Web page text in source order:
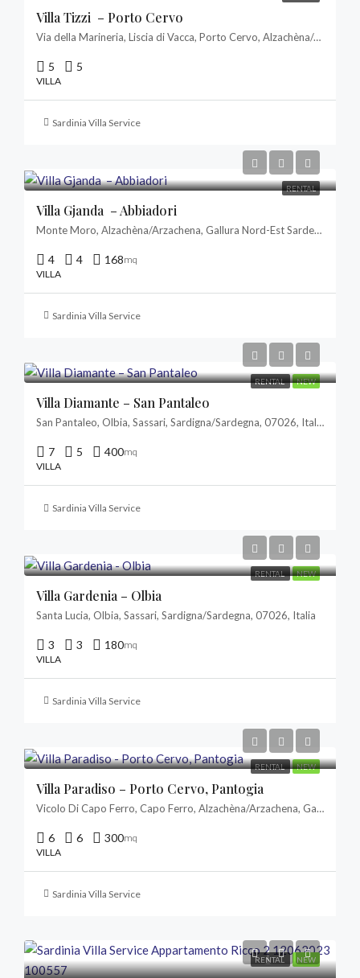
Villa Tizzi – Porto Cervo
Via della Marineria, Liscia di Vacca, Porto Cervo, Alzachèna/Arzachena, Gallura Nord-Est Sardegna, Sardigna/Sardegna, Italia
5 5
VILLA
Sardinia Villa Service
RENTAL
Villa Gjanda – Abbiadori
Monte Moro, Alzachèna/Arzachena, Gallura Nord-Est Sardegna, Sardigna/Sardegna, Italia
4 4 168mq
VILLA
Sardinia Villa Service
RENTAL NEW
Villa Diamante – San Pantaleo
San Pantaleo, Olbia, Sassari, Sardigna/Sardegna, 07026, Italia
7 5 400mq
VILLA
Sardinia Villa Service
RENTAL NEW
Villa Gardenia – Olbia
Santa Lucia, Olbia, Sassari, Sardigna/Sardegna, 07026, Italia
3 3 180mq
VILLA
Sardinia Villa Service
RENTAL NEW
Villa Paradiso – Porto Cervo, Pantogia
Vicolo Di Capo Ferro, Capo Ferro, Alzachèna/Arzachena, Gallura Nord-Est Sardegna, Sardigna/Sardegna, Italia
6 6 300mq
VILLA
Sardinia Villa Service
RENTAL NEW